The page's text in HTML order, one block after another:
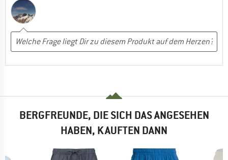
BERGFREUNDE, DIE SICH DAS ANGESEHEN
HABEN, KAUFTEN DANN